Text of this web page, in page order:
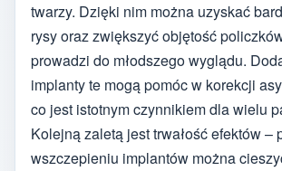
twarzy. Dzięki nim można uzyskać
rysy oraz zwiększyć objętość
prowadzi do młodszego wyglądu.
implanty te mogą pomóc w korekcji
co jest istotnym czynnikiem dla wielu
Kolejną zaletą jest trwałość efektów –
wszczepieniu implantów można